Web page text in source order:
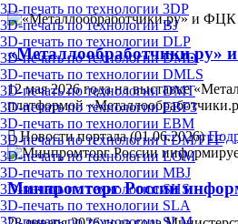
3D-печать по технологии 3DP
3D-печать по технологии BJ
3D-печать по технологии DLP
3D-печать по технологии DMD
3D-печать по технологии DMLS
3D-печать по технологии DMT
3D-печать по технологии EBF3
3D-печать по технологии EBM
3D-печать по технологии FDM/FFF
3D-печать по технологии LOM
3D-печать по технологии MBJ
3D-печать по технологии SHS
3D-печать по технологии SLA
«Металлообработчики.ру»
12 мая 2026 года на выставке
платформой
Новости портала (01.06.2026)
Минпромторг России